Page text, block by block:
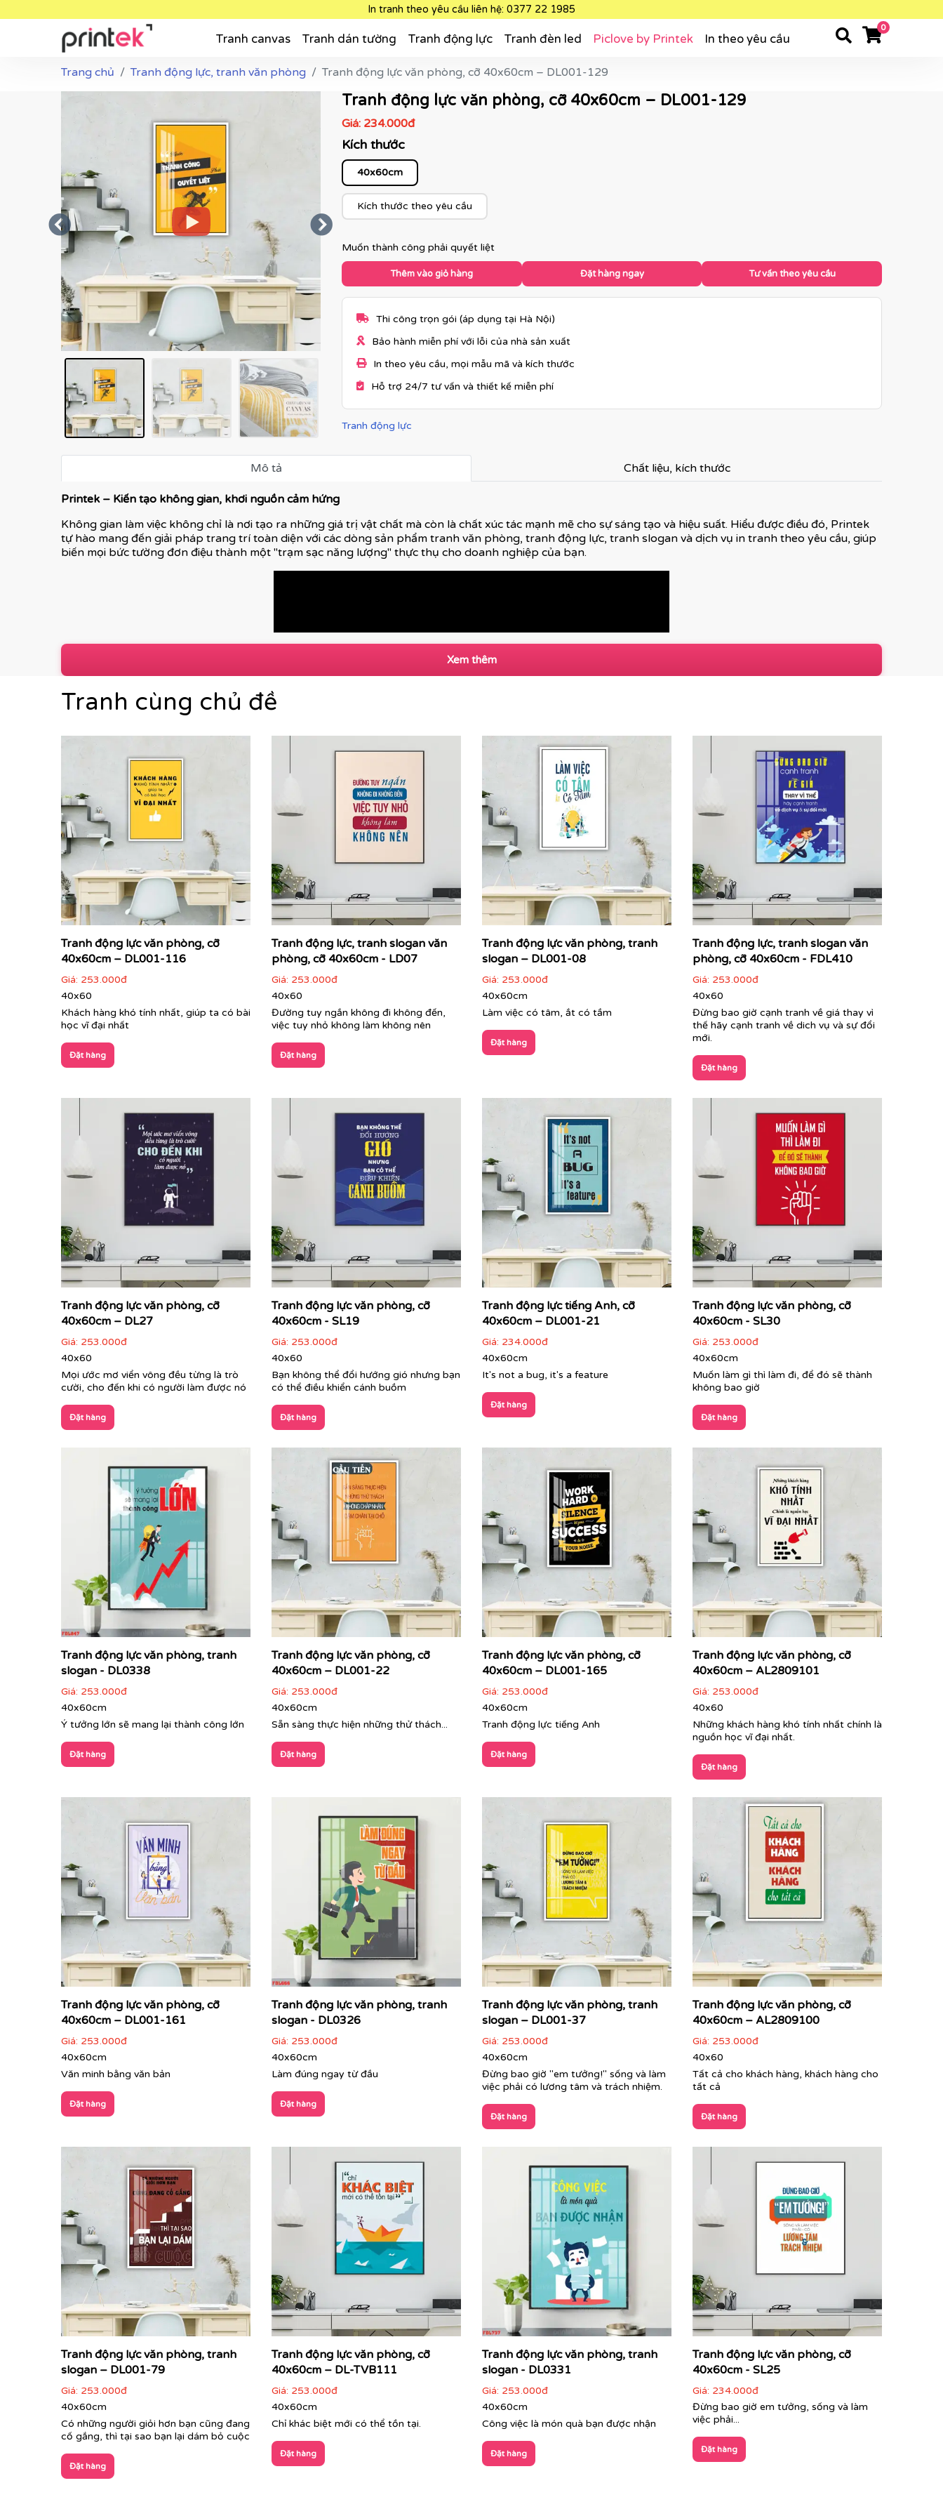
In tranh theo yêu cầu liên hệ: 0377 22 1985
Tranh canvas Tranh dán tường Tranh động lực Tranh đèn led Piclove by Printek In theo yêu cầu
0
Trang chủ Tranh động lực, tranh văn phòng Tranh động lực văn phòng, cỡ 40x60cm – DL001-129
Tranh động lực văn phòng, cỡ 40x60cm – DL001-129
Giá: 234.000đ
Kích thước
40x60cm
Kích thước theo yêu cầu
Muốn thành công phải quyết liệt
Thêm vào giỏ hàng Đặt hàng ngay Tư vấn theo yêu cầu
Thi công trọn gói (áp dụng tại Hà Nội)
Bảo hành miễn phí với lỗi của nhà sản xuất
In theo yêu cầu, mọi mẫu mã và kích thước
Hỗ trợ 24/7 tư vấn và thiết kế miễn phí
Tranh động lực
Mô tả Chất liệu, kích thước
Printek – Kiến tạo không gian, khơi nguồn cảm hứng
Không gian làm việc không chỉ là nơi tạo ra những giá trị vật chất mà còn là chất xúc tác mạnh mẽ cho sự sáng tạo và hiệu suất. Hiểu được điều đó, Printek
tự hào mang đến giải pháp trang trí toàn diện với các dòng sản phẩm tranh văn phòng, tranh động lực, tranh slogan và dịch vụ in tranh theo yêu cầu, giúp
biến mọi bức tường đơn điệu thành một "trạm sạc năng lượng" thực thụ cho doanh nghiệp của bạn.
Printek thi công tranh động lực theo yêu cầu cho khách hàng
Các dòng sản phẩm nổi bật tại Printek:
Tranh động lực & Tranh slogan:
Những câu nói truyền cảm hứng, những thông điệp kinh doanh cốt lõi được thiết kế với phong cách typography hiện đại,
mạnh mẽ. Đây là giải pháp hoàn hảo để thúc đẩy tinh thần làm việc, gắn kết đội ngũ và nhắc nhở nhân viên về mục tiêu chung mỗi ngày.
Cận cảnh tranh động lực do Printek sản xuất
Cận cảnh tranh động lực do Printek sản xuất
Tranh Văn Phòng:Đa dạng phong cách từ hiện đại, tối giản đến nghệ thuật sáng tạo. Printek giúp định hình không gian làm việc chuyên nghiệp, tạo ấn
tượng mạnh mẽ với đối tác, khách hàng ngay từ ánh nhìn đầu tiên, đồng thời mang lại sự thư giãn cho nhân viên sau những giờ làm việc căng thẳng.
Xem thêm
Tranh cùng chủ đề
Tranh động lực văn phòng, cỡ
40x60cm – DL001-116
Giá: 253.000đ
40x60
Khách hàng khó tính nhất, giúp ta có bài
học vĩ đại nhất
Đặt hàng
Tranh động lực, tranh slogan văn
phòng, cỡ 40x60cm - LD07
Giá: 253.000đ
40x60
Đường tuy ngắn không đi không đến,
việc tuy nhỏ không làm không nên
Đặt hàng
Tranh động lực văn phòng, tranh
slogan – DL001-08
Giá: 253.000đ
40x60cm
Làm việc có tâm, ắt có tầm
Đặt hàng
Tranh động lực, tranh slogan văn
phòng, cỡ 40x60cm - FDL410
Giá: 253.000đ
40x60
Đừng bao giờ cạnh tranh về giá thay vì
thế hãy cạnh tranh về dich vụ và sự đổi
mới.
Đặt hàng
Tranh động lực văn phòng, cỡ
40x60cm – DL27
Giá: 253.000đ
40x60
Mọi ước mơ viển vông đều từng là trò
cười, cho đến khi có người làm được nó
Đặt hàng
Tranh động lực văn phòng, cỡ
40x60cm - SL19
Giá: 253.000đ
40x60
Bạn không thể đổi hướng gió nhưng bạn
có thể điều khiển cánh buồm
Đặt hàng
Tranh động lực tiếng Anh, cỡ
40x60cm – DL001-21
Giá: 234.000đ
40x60cm
It's not a bug, it's a feature
Đặt hàng
Tranh động lực văn phòng, cỡ
40x60cm - SL30
Giá: 253.000đ
40x60cm
Muốn làm gì thì làm đi, để đó sẽ thành
không bao giờ
Đặt hàng
Tranh động lực văn phòng, tranh
slogan - DL0338
Giá: 253.000đ
40x60cm
Ý tưởng lớn sẽ mang lại thành công lớn
Đặt hàng
Tranh động lực văn phòng, cỡ
40x60cm – DL001-22
Giá: 253.000đ
40x60cm
Sẵn sàng thực hiện những thử thách...
Đặt hàng
Tranh động lực văn phòng, cỡ
40x60cm – DL001-165
Giá: 253.000đ
40x60cm
Tranh động lực tiếng Anh
Đặt hàng
Tranh động lực văn phòng, cỡ
40x60cm – AL2809101
Giá: 253.000đ
40x60
Những khách hàng khó tính nhất chính là
nguồn học vĩ đại nhất.
Đặt hàng
Tranh động lực văn phòng, cỡ
40x60cm – DL001-161
Giá: 253.000đ
40x60cm
Văn minh bằng văn bản
Đặt hàng
Tranh động lực văn phòng, tranh
slogan - DL0326
Giá: 253.000đ
40x60cm
Làm đúng ngay từ đầu
Đặt hàng
Tranh động lực văn phòng, tranh
slogan – DL001-37
Giá: 253.000đ
40x60cm
Đừng bao giờ "em tưởng!" sống và làm
việc phải có lương tâm và trách nhiệm.
Đặt hàng
Tranh động lực văn phòng, cỡ
40x60cm – AL2809100
Giá: 253.000đ
40x60
Tất cả cho khách hàng, khách hàng cho
tất cả
Đặt hàng
Tranh động lực văn phòng, tranh
slogan – DL001-79
Giá: 253.000đ
40x60cm
Có những người giỏi hơn bạn cũng đang
cố gắng, thì tại sao bạn lại dám bỏ cuộc
Đặt hàng
Tranh động lực văn phòng, cỡ
40x60cm – DL-TVB111
Giá: 253.000đ
40x60cm
Chỉ khác biệt mới có thể tồn tại.
Đặt hàng
Tranh động lực văn phòng, tranh
slogan - DL0331
Giá: 253.000đ
40x60cm
Công việc là món quà bạn được nhận
Đặt hàng
Tranh động lực văn phòng, cỡ
40x60cm - SL25
Giá: 234.000đ
Đừng bao giờ em tưởng, sống và làm
việc phải...
Đặt hàng